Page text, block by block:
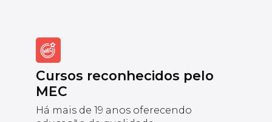
Cursos reconhecidos pelo
MEC
Há mais de 19 anos oferecendo